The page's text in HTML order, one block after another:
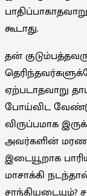
கூடாது.
தன்
ஏற்படாதவாறு
போய்விட
விருப்பமாக
அவர்களின்
இடையூறாக
மாசாக்கி